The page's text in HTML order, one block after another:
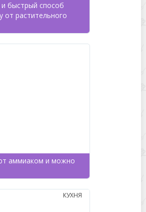
быстрый способ
от растительного
аммиаком и можно
КУХНЯ